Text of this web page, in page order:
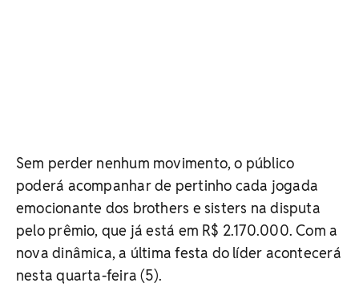
Sem perder nenhum movimento, o público
poderá acompanhar de pertinho cada jogada
emocionante dos brothers e sisters na disputa
pelo prêmio, que já está em R$ 2.170.000. Com a
nova dinâmica, a última festa do líder acontecerá
nesta quarta-feira (5).